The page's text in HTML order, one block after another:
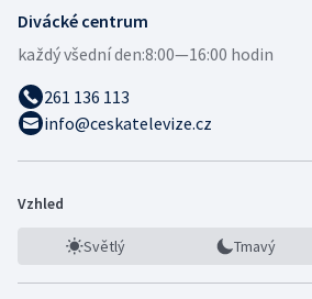
Divácké centrum
každý všední den:8:00—16:00 hodin
261 136 113
info@ceskatelevize.cz
Vzhled
Světlý Tmavý